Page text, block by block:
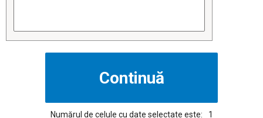
Numărul de celule cu date selectate este:
1